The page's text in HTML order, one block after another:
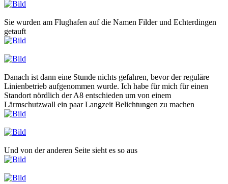
Sie wurden am Flughafen auf die Namen Filder und Echterdingen
getauft
Danach ist dann eine Stunde nichts gefahren, bevor der reguläre
Linienbetrieb aufgenommen wurde. Ich habe für mich für einen
Standort nördlich der A8 entschieden um von einem
Lärmschutzwall ein paar Langzeit Belichtungen zu machen
Und von der anderen Seite sieht es so aus